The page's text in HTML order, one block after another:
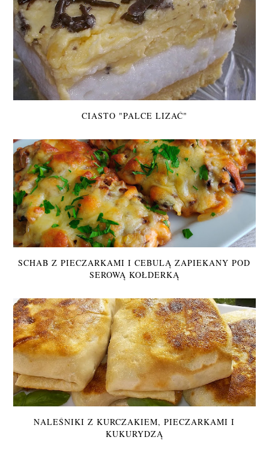
CIASTO "PALCE LIZAĆ"
SCHAB Z PIECZARKAMI I CEBULĄ ZAPIEKANY POD
SEROWĄ KOŁDERKĄ
NALEŚNIKI Z KURCZAKIEM, PIECZARKAMI I
KUKURYDZĄ